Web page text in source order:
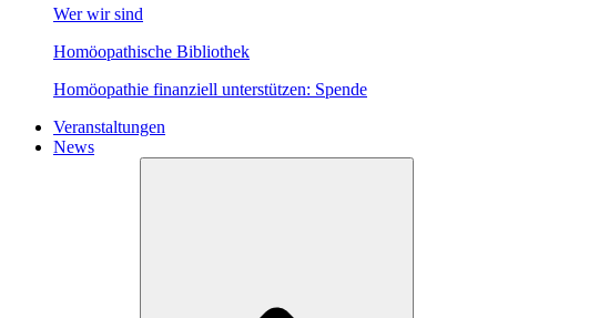
Wer wir sind
Homöopathische Bibliothek
Homöopathie finanziell unterstützen: Spende
Veranstaltungen
News